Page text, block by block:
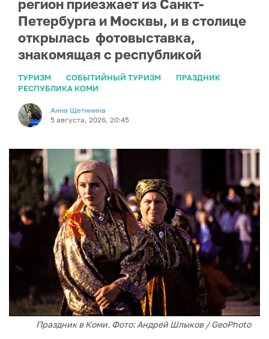
регион приезжает из Санкт-
Петербурга и Москвы, и в столице
открылась фотовыставка,
знакомящая с республикой
ТУРИЗМ СОБЫТИЙНЫЙ ТУРИЗМ
ПРАЗДНИК
РЕСПУБЛИКА КОМИ
Анна Щетинина
5 августа, 2026, 20:45
Праздник в Коми. Фото: Андрей Шлыков / GeoPhoto